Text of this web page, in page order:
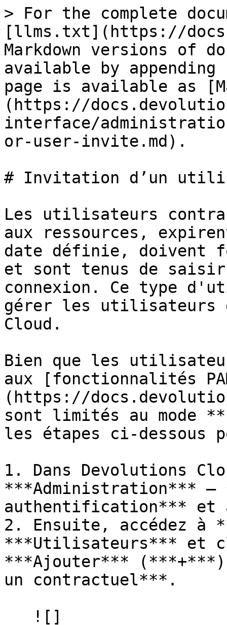
> For the complete
[llms.txt](https://
Markdown versions of
available by
page is available as
(https://
interface/
or-user-invite.md).
# Invitation d’un
Les utilisateurs
aux ressources,
date définie, doivent
et sont tenus de
connexion. Ce type
gérer les utilisateurs
Cloud.
Bien que les
aux [fonctionnalités
(https://
sont limités au mode
les étapes ci-dessous
1. Dans Devolutions
***Administration*** –
authentification*** et
2. Ensuite, accédez à
***Utilisateurs*** et
***Ajouter***
un contractuel***.